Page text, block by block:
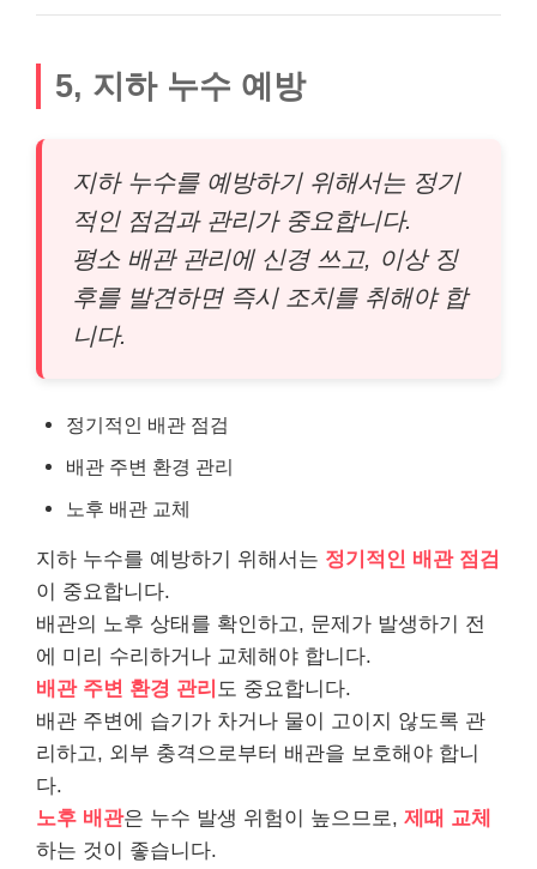
5, 지하 누수 예방
지하 누수를 예방하기 위해서는 정기
적인 점검과 관리가 중요합니다.
평소 배관 관리에 신경 쓰고, 이상 징
후를 발견하면 즉시 조치를 취해야 합
니다.
정기적인 배관 점검
배관 주변 환경 관리
노후 배관 교체
지하 누수를 예방하기 위해서는 정기적인 배관 점검
이 중요합니다.
배관의 노후 상태를 확인하고, 문제가 발생하기 전
에 미리 수리하거나 교체해야 합니다.
배관 주변 환경 관리 도 중요합니다.
배관 주변에 습기가 차거나 물이 고이지 않도록 관
리하고, 외부 충격으로부터 배관을 보호해야 합니
다.
노후 배관은 누수 발생 위험이 높으므로, 제때 교체
하는 것이 좋습니다.